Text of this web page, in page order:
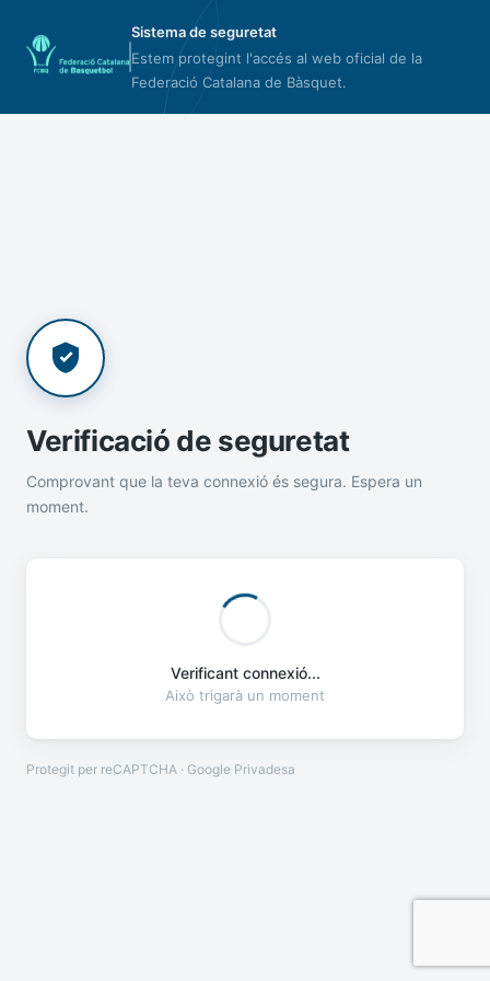
Sistema de seguretat
Estem protegint l'accés al web oficial de la
Federació Catalana de Bàsquet.
Verificació de seguretat
Comprovant que la teva connexió és segura. Espera un
moment.
Verificant connexió...
Això trigarà un moment
Protegit per reCAPTCHA · Google Privadesa